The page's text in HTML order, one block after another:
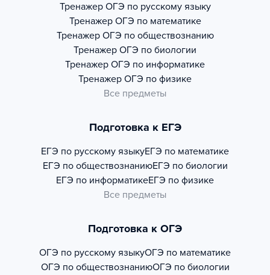
Тренажер ОГЭ по русскому языку
Тренажер ОГЭ по математике
Тренажер ОГЭ по обществознанию
Тренажер ОГЭ по биологии
Тренажер ОГЭ по информатике
Тренажер ОГЭ по физике
Все предметы
Подготовка к ЕГЭ
ЕГЭ по русскому языкуЕГЭ по математике
ЕГЭ по обществознаниюЕГЭ по биологии
ЕГЭ по информатикеЕГЭ по физике
Все предметы
Подготовка к ОГЭ
ОГЭ по русскому языкуОГЭ по математике
ОГЭ по обществознаниюОГЭ по биологии